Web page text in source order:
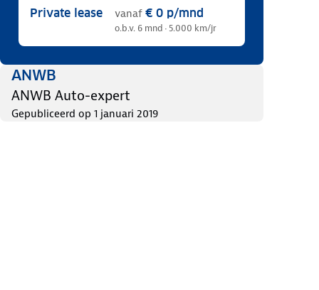
Private lease vanaf € 0 p/mnd
o.b.v. 6 mnd · 5.000 km/jr
ANWB
ANWB Auto-expert
Gepubliceerd op 1 januari 2019